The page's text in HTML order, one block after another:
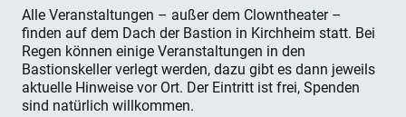
Alle Veranstaltungen – außer dem Clowntheater –
finden auf dem Dach der Bastion in Kirchheim statt. Bei
Regen können einige Veranstaltungen in den
Bastionskeller verlegt werden, dazu gibt es dann jeweils
aktuelle Hinweise vor Ort. Der Eintritt ist frei, Spenden
sind natürlich willkommen.